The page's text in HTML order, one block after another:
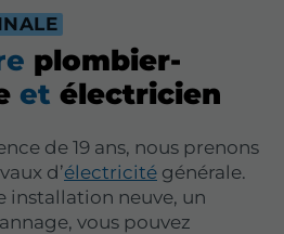
plombier-
et électricien
de 19 ans, nous prenons
d’électricité générale.
installation neuve, un
vous pouvez